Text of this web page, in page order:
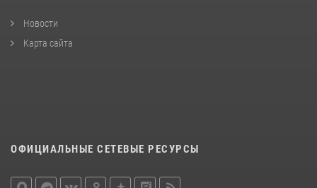
Новости
Карта сайта
ОФИЦИАЛЬНЫЕ СЕТЕВЫЕ РЕСУРСЫ